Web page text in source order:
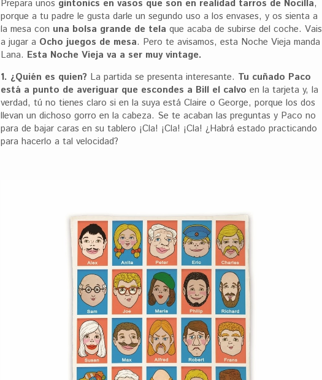
Prepara unos gintonics en vasos que son en realidad tarros de Nocilla,
porque a tu padre le gusta darle un segundo uso a los envases, y os sienta a
la mesa con una bolsa grande de tela que acaba de subirse del coche. Vais
a jugar a Ocho juegos de mesa. Pero te avisamos, esta Noche Vieja manda
Lana. Esta Noche Vieja va a ser muy vintage.
1. ¿Quién es quien? La partida se presenta interesante. Tu cuñado Paco
está a punto de averiguar que escondes a Bill el calvo en la tarjeta y, la
verdad, tú no tienes claro si en la suya está Claire o George, porque los dos
llevan un dichoso gorro en la cabeza. Se te acaban las preguntas y Paco no
para de bajar caras en su tablero ¡Cla! ¡Cla! ¡Cla! ¿Habrá estado practicando
para hacerlo a tal velocidad?